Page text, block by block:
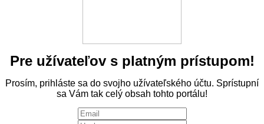
Pre užívateľov s platným prístupom!
Prosím, prihláste sa do svojho užívateľského účtu. Sprístupní
sa Vám tak celý obsah tohto portálu!